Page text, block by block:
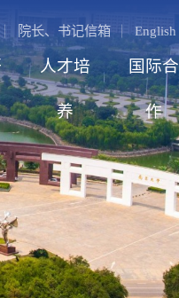
院长、书记信箱 English
人才培
养
国际合
作